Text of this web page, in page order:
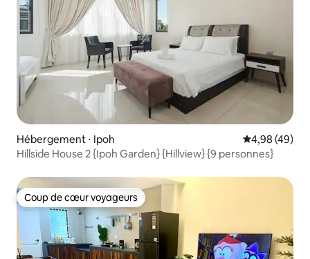
Hébergement ⋅ Ipoh Évaluation
4,98 (49)
Hillside House 2 {Ipoh Garden} {Hillview} {9 personnes}
Coup de cœur voyageurs
Coup de cœur voyageurs